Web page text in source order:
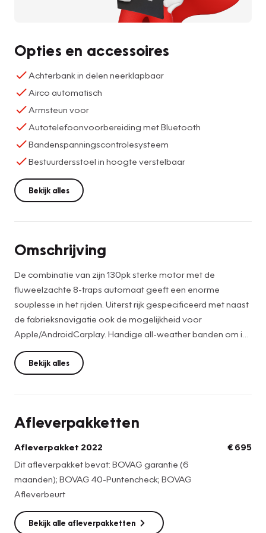
Opties en accessoires
Achterbank in delen neerklapbaar
Airco automatisch
Armsteun voor
Autotelefoonvoorbereiding met Bluetooth
Bandenspanningscontrolesysteem
Bestuurdersstoel in hoogte verstelbaar
Bekijk alles
Omschrijving
De combinatie van zijn 130pk sterke motor met de
fluweelzachte 8-traps automaat geeft een enorme
souplesse in het rijden. Uiterst rijk gespecificeerd met naast
de fabrieksnavigatie ook de mogelijkheid voor
Apple/AndroidCarplay. Handige all-weather banden om in
elk seizoen veilig te rijden. Meer info bij Marc van
Amelsvoort 06-22785152 / verkoop@paulkuijpers.nl.
Graag vooraf aan uw bezoek even contact zodat de auto
Ondanks zorgvuldige ingave zijn specificaties &
rechten worden ontleend.
Bekijk alles
Afleverpakketten
Afleverpakket 2022
Dit afleverpakket bevat: BOVAG garantie (6
maanden); BOVAG 40-Puntencheck; BOVAG
Afleverbeurt
€ 695
Bekijk alle afleverpakketten